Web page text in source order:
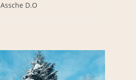
Assche D.O